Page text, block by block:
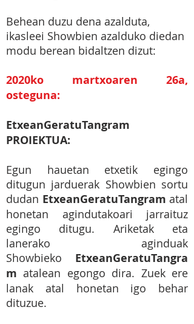
Behean duzu dena azalduta,
ikasleei Showbien azalduko diedan
modu berean bidaltzen dizut:
2020ko martxoaren 26a,
osteguna:
EtxeanGeratuTangram
PROIEKTUA:
Egun hauetan etxetik egingo
ditugun jarduerak Showbien sortu
dudan EtxeanGeratuTangram atal
honetan agindutakoari jarraituz
egingo ditugu. Ariketak eta
lanerako aginduak
Showbieko EtxeanGeratuTangra
m atalean egongo dira. Zuek ere
lanak atal honetan igo behar
dituzue.